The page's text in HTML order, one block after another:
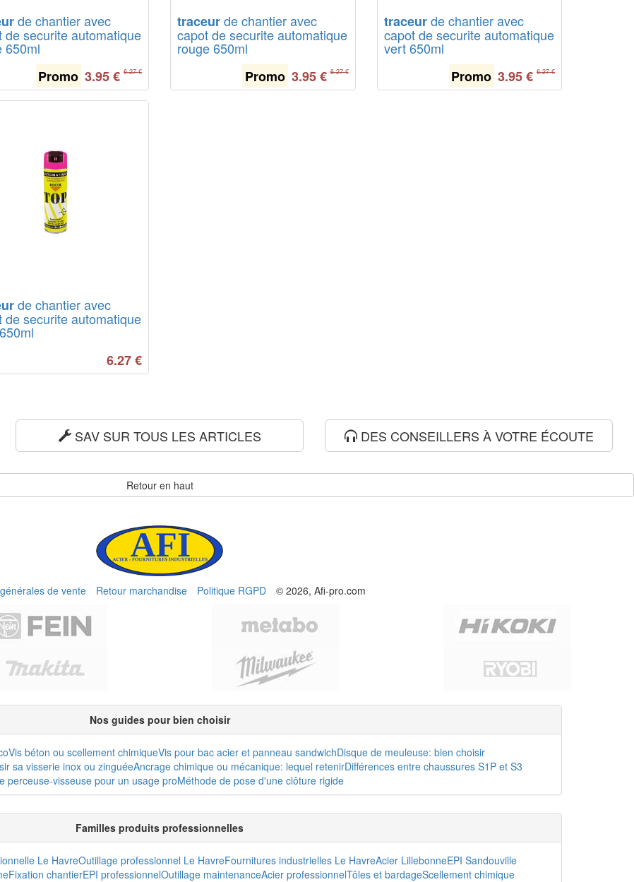
de chantier avec
de securite automatique
650ml
Promo 3.95€ 6.27 €
traceurde chantier avec
capot de securite automatique
rouge 650ml
Promo 3.95 € 6.27 €
traceurde chantier avec
capot de securite automatique
vert 650ml
Promo 3.95€ 6.27 €
de chantier avec
de securite automatique
6.27€
SAV SUR TOUS LES ARTICLES DES CONSEILLERS À VOTRE ÉCOUTE
Retour en haut
de vente Retour marchandise Politique RGPD © 2026, Afi-pro.com
Nos guides pour bien choisir
Vis béton ou scellement chimiqueVis pour bac acier et panneau sandwichDisque de meuleuse: bien choisir
sa visserie inox ou zinguéeAncrage chimique ou mécanique: lequel retenirDifférences entre chaussures S1P et S3
perceuse-visseuse pour un usage proMéthode de pose d'une clôture rigide
Familles produits professionnelles
Le HavreOutillage professionnel Le HavreFournitures industrielles Le HavreAcier LillebonneEPI Sandouville
Fixation chantierEPI professionnelOutillage maintenanceAcier professionnelTôles et bardageScellement chimique